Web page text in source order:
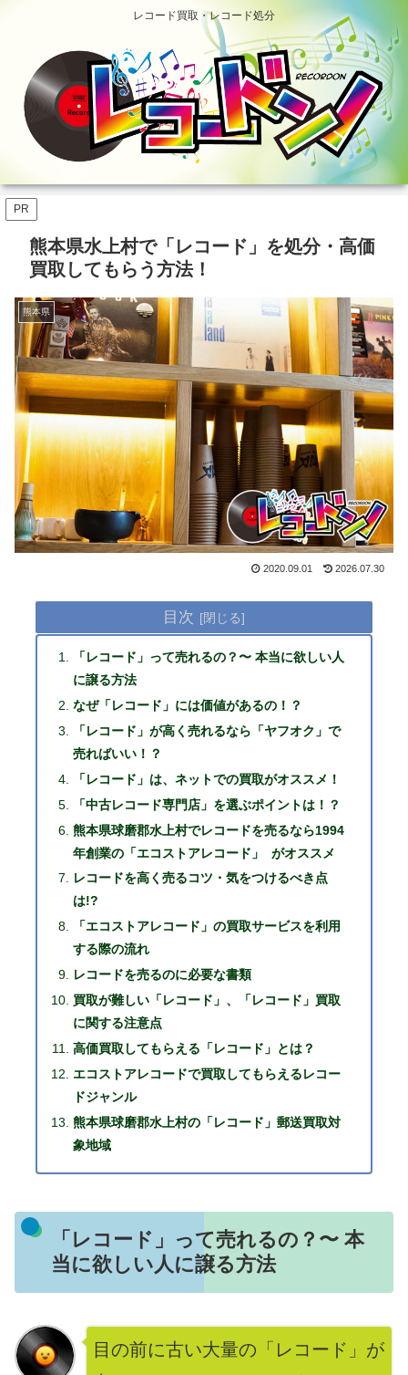
レコード買取・レコード処分
PR
熊本県水上村で「レコード」を処分・高価
買取してもらう方法！
熊本県
2020.09.01 2026.07.30
目次
「レコード」って売れるの？〜 本当に欲しい人
に譲る方法
なぜ「レコード」には価値があるの！？
「レコード」が高く売れるなら「ヤフオク」で
売ればいい！？
「レコード」は、ネットでの買取がオススメ！
「中古レコード専門店」を選ぶポイントは！？
熊本県球磨郡水上村でレコードを売るなら1994
年創業の「エコストアレコード」 がオススメ
レコードを高く売るコツ・気をつけるべき点
は!?
「エコストアレコード」の買取サービスを利用
する際の流れ
レコードを売るのに必要な書類
買取が難しい「レコード」、「レコード」買取
に関する注意点
高価買取してもらえる「レコード」とは？
エコストアレコードで買取してもらえるレコー
ドジャンル
熊本県球磨郡水上村の「レコード」郵送買取対
象地域
「レコード」って売れるの？〜 本
当に欲しい人に譲る方法
目の前に古い大量の「レコード」が